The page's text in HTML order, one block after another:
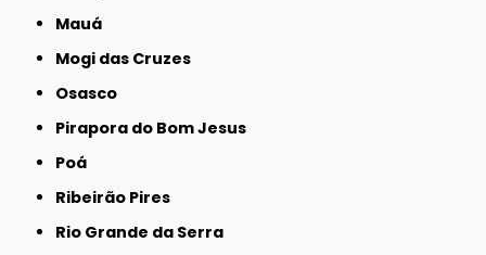
Mauá
Mogi das Cruzes
Osasco
Pirapora do Bom Jesus
Poá
Ribeirão Pires
Rio Grande da Serra